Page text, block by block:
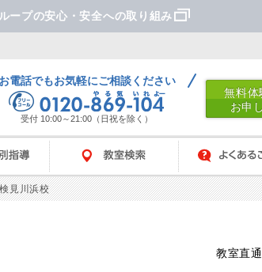
ープの安心・安全への取り組み
お電話でもお気軽にご相談ください
受付 10:00～21:00（日祝を除く）
無料体
お申
教室検索 よくあるご質
見川浜校
教室直